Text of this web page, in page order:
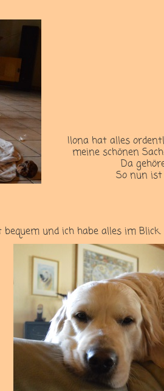
Ilona hat alles
meine schönen
Da
So nun
und ich habe alles im Blick.